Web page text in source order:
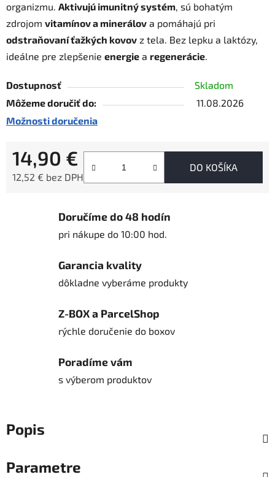
organizmu. Aktivujú imunitný systém, sú bohatým
zdrojom vitamínov a minerálov a pomáhajú pri
odstraňovaní ťažkých kovov z tela. Bez lepku a laktózy,
ideálne pre zlepšenie energie a regenerácie.
Dostupnosť
Skladom
Môžeme doručiť do:
11.08.2026
Možnosti doručenia
14,90 €
12,52 € bez DPH
DO KOŠÍKA
Doručíme do 48 hodín
pri nákupe do 10:00 hod.
Garancia kvality
dôkladne vyberáme produkty
Z-BOX a ParcelShop
rýchle doručenie do boxov
Poradíme vám
s výberom produktov
Popis
Parametre